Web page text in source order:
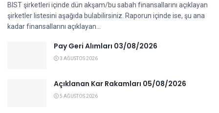
BIST şirketleri içinde dün akşam/bu sabah finansallarını açıklayan
şirketler listesini aşağıda bulabilirsiniz. Raporun içinde ise, şu ana
kadar finansallarını açıklayan...
Pay Geri Alımları 03/08/2026
3 AĞUSTOS 2026
Açıklanan Kar Rakamları 05/08/2026
5 AĞUSTOS 2026